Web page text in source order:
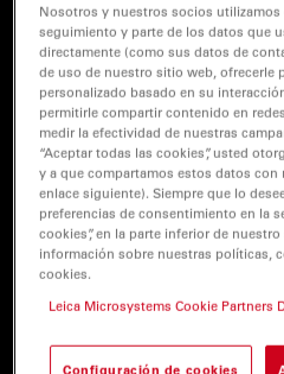
Nosotros y nuestros socios
seguimiento y parte de los datos que
directamente (como sus datos de
de uso de nuestro sitio web, ofrecerle
personalizado basado en su
permitirle compartir contenido en
medir la efectividad de nuestras
“Aceptar todas las cookies”, usted
y a que compartamos estos datos
enlace siguiente). Siempre que lo
preferencias de consentimiento en la
cookies”, en la parte inferior de
información sobre nuestras políticas,
cookies.
Leica Microsystems Cookie Partners
Configuración de cookies